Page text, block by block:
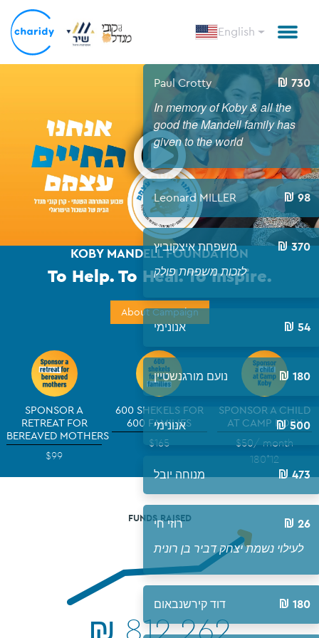
English
Paul
In
good
given to
Leonard
אנונימי
אנונימי
יובל
רוזי חי
בן רונית
KOBY MANDELL FOUNDATION
To Help. To Heal. To Inspire.
About Campaign
SPONSOR A
RETREAT FOR
BEREAVED MOTHERS
$99
600 SHEKELS FOR
600 FAMILIES
$165
SPONSOR A CHILD
AT CAMP KOBY
$50/ month
180*12
FUNDS RAISED
₪ 812,262